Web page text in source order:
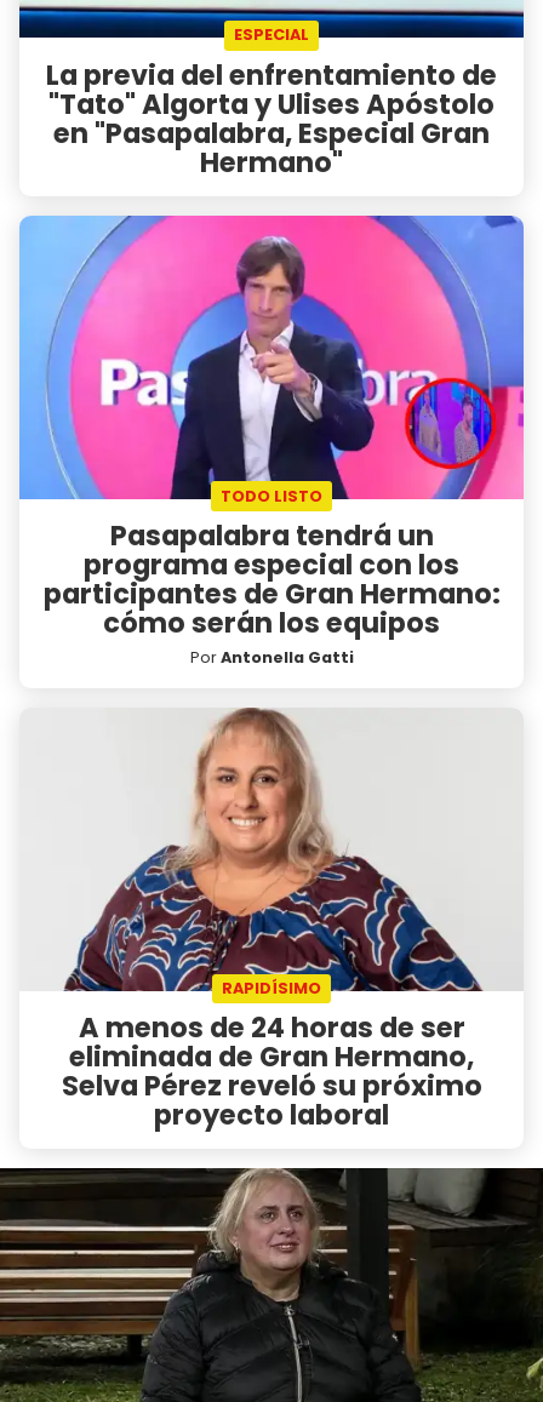
ESPECIAL
La previa del enfrentamiento de
"Tato" Algorta y Ulises Apóstolo
en "Pasapalabra, Especial Gran
Hermano"
TODO LISTO
Pasapalabra tendrá un
programa especial con los
participantes de Gran Hermano:
cómo serán los equipos
PorAntonella Gatti
RAPIDÍSIMO
A menos de 24 horas de ser
eliminada de Gran Hermano,
Selva Pérez reveló su próximo
proyecto laboral